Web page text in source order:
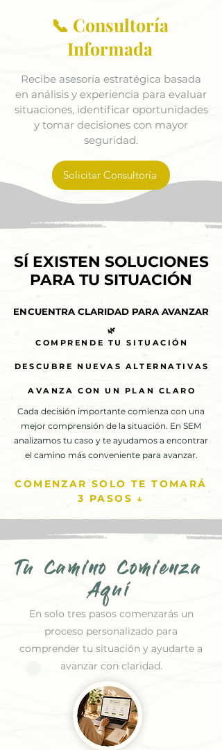
📞 Consultoría
Informada
Recibe asesoría estratégica basada
en análisis y experiencia para evaluar
situaciones, identificar oportunidades
y tomar decisiones con mayor
seguridad.
Solicitar Consultoría
SÍ EXISTEN SOLUCIONES
PARA TU SITUACIÓN
SÍ EXISTEN SOLUCIONES
PARA TU SITUACIÓN
ENCUENTRA CLARIDAD PARA AVANZAR
ENCUENTRA CLARIDAD PARA AVANZAR
🌿
COMPRENDE TU SITUACIÓN
DESCUBRE NUEVAS ALTERNATIVAS
AVANZA CON UN PLAN CLARO
🌿
COMPRENDE TU SITUACIÓN
DESCUBRE NUEVAS ALTERNATIVAS
AVANZA CON UN PLAN CLARO
Cada decisión importante comienza con una
mejor comprensión de la situación. En SEM
analizamos tu caso y te ayudamos a encontrar
el camino más conveniente para avanzar.
COMENZAR SOLO TE TOMARÁ
3 PASOS ↓
Tu Camino Comienza
Aquí
En solo tres pasos comenzarás un
proceso personalizado para
comprender tu situación y ayudarte a
avanzar con claridad.